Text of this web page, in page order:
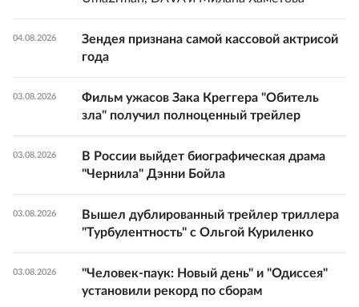
04.08.2026
Зендея признана самой кассовой актрисой
года
03.08.2026
Фильм ужасов Зака Креггера "Обитель
зла" получил полноценный трейлер
03.08.2026
В России выйдет биографическая драма
"Чернила" Дэнни Бойла
03.08.2026
Вышел дублированный трейлер триллера
"Турбулентность" с Ольгой Куриленко
03.08.2026
"Человек-паук: Новый день" и "Одиссея"
установили рекорд по сборам